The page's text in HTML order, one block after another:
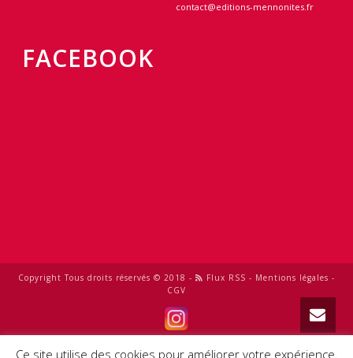
contact@editions-mennonites.fr
FACEBOOK
Copyright Tous droits réservés © 2018 - Flux RSS - Mentions légales -
CGV
0
Ce site utilise des cookies pour améliorer votre expérience.